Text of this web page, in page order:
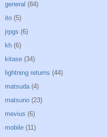
general (84)
ito (5)
jrpgs (6)
kh (6)
kitase (34)
lightning returns (44)
matsuda (4)
matsuno (23)
mevius (6)
mobile (11)